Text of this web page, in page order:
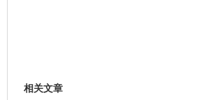
相关文章